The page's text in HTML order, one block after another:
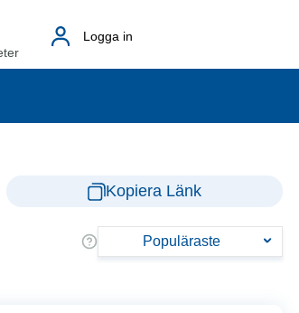
Logga in
Kopiera Länk
Populäraste